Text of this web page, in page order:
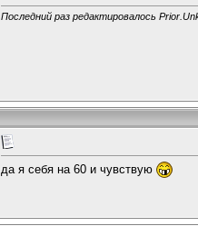
Последний раз редактировалось
да я себя на 60 и чувствую